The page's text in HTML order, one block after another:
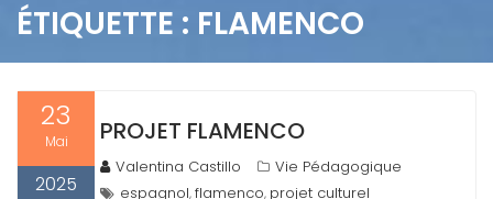
ÉTIQUETTE : FLAMENCO
23
Mai
2025
PROJET FLAMENCO
Valentina Castillo
Vie Pédagogique
espagnol,flamenco, projet culturel